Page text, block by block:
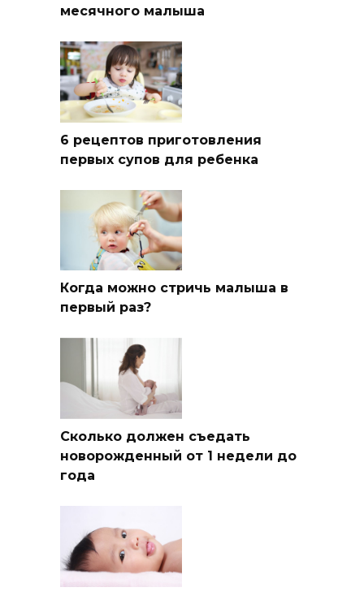
месячного малыша
6 рецептов приготовления
первых супов для ребенка
Когда можно стричь малыша в
первый раз?
Сколько должен съедать
новорожденный от 1 недели до
года